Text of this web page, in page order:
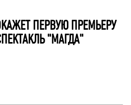
ПЕРВУЮ ПРЕМЬЕРУ
"МАГДА"